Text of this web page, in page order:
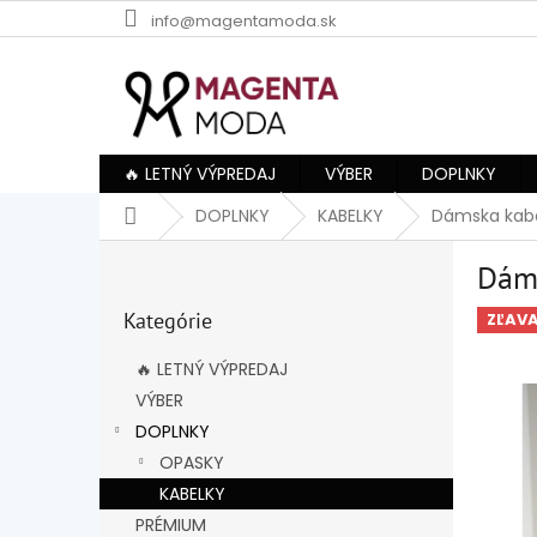
na
info@magentamoda.sk
🔥 LETNÝ VÝPREDAJ VÝBER DOPLNKY
DomovDOPLNKY KABELKY Dámska
kategórie
Kategórie
🔥 LETNÝ VÝPREDAJ
VÝBER
DOPLNKY
OPASKY
KABELKY
PRÉMIUM